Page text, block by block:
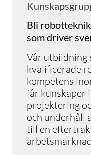
Bli
som driver
Vår utbildning
kvalificerade
kompetens
får kunskaper
projektering
och underhåll
till en